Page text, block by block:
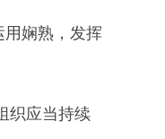
娴熟，发挥
织应当持续